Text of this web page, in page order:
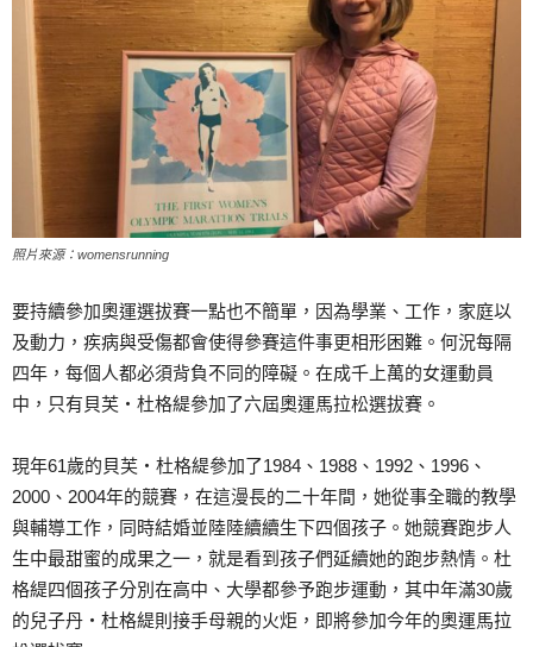
照片來源：womensrunning
要持續參加奧運選拔賽一點也不簡單，因為學業、工作，家庭以
及動力，疾病與受傷都會使得參賽這件事更相形困難。何況每隔
四年，每個人都必須背負不同的障礙。在成千上萬的女運動員
中，只有貝芙‧杜格緹參加了六屆奧運馬拉松選拔賽。
現年61歲的貝芙‧杜格緹參加了1984、1988、1992、1996、
2000、2004年的競賽，在這漫長的二十年間，她從事全職的教學
與輔導工作，同時結婚並陸陸續續生下四個孩子。她競賽跑步人
生中最甜蜜的成果之一，就是看到孩子們延續她的跑步熱情。杜
格緹四個孩子分別在高中、大學都參予跑步運動，其中年滿30歲
的兒子丹‧杜格緹則接手母親的火炬，即將參加今年的奧運馬拉